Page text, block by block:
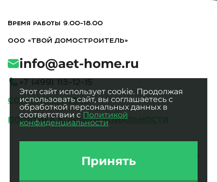
Время работы 9.00-18.00
ООО «ТВОЙ ДОМОСТРОИТЕЛЬ»
СОТРУДНИЧЕСТВО
ПОЛИТИКА КОНФИДЕНЦИАЛЬНОСТИ
info@aet-home.ru
интеллектуальной собственностью
ООО «ТВОЙ ДОМОСТРОИТЕЛЬ».
Этот сайт использует cookie. Продолжая
использовать сайт, вы соглашаетесь с
обработкой персональных данных в
соответствии с Политикой
конфиденциальности
Принять